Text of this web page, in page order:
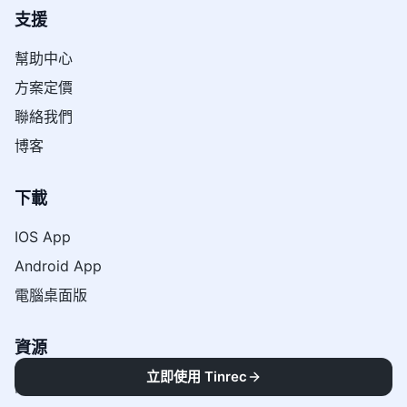
支援
幫助中心
方案定價
聯絡我們
博客
下載
IOS App
Android App
電腦桌面版
資源
關於我們
立即使用 Tinrec